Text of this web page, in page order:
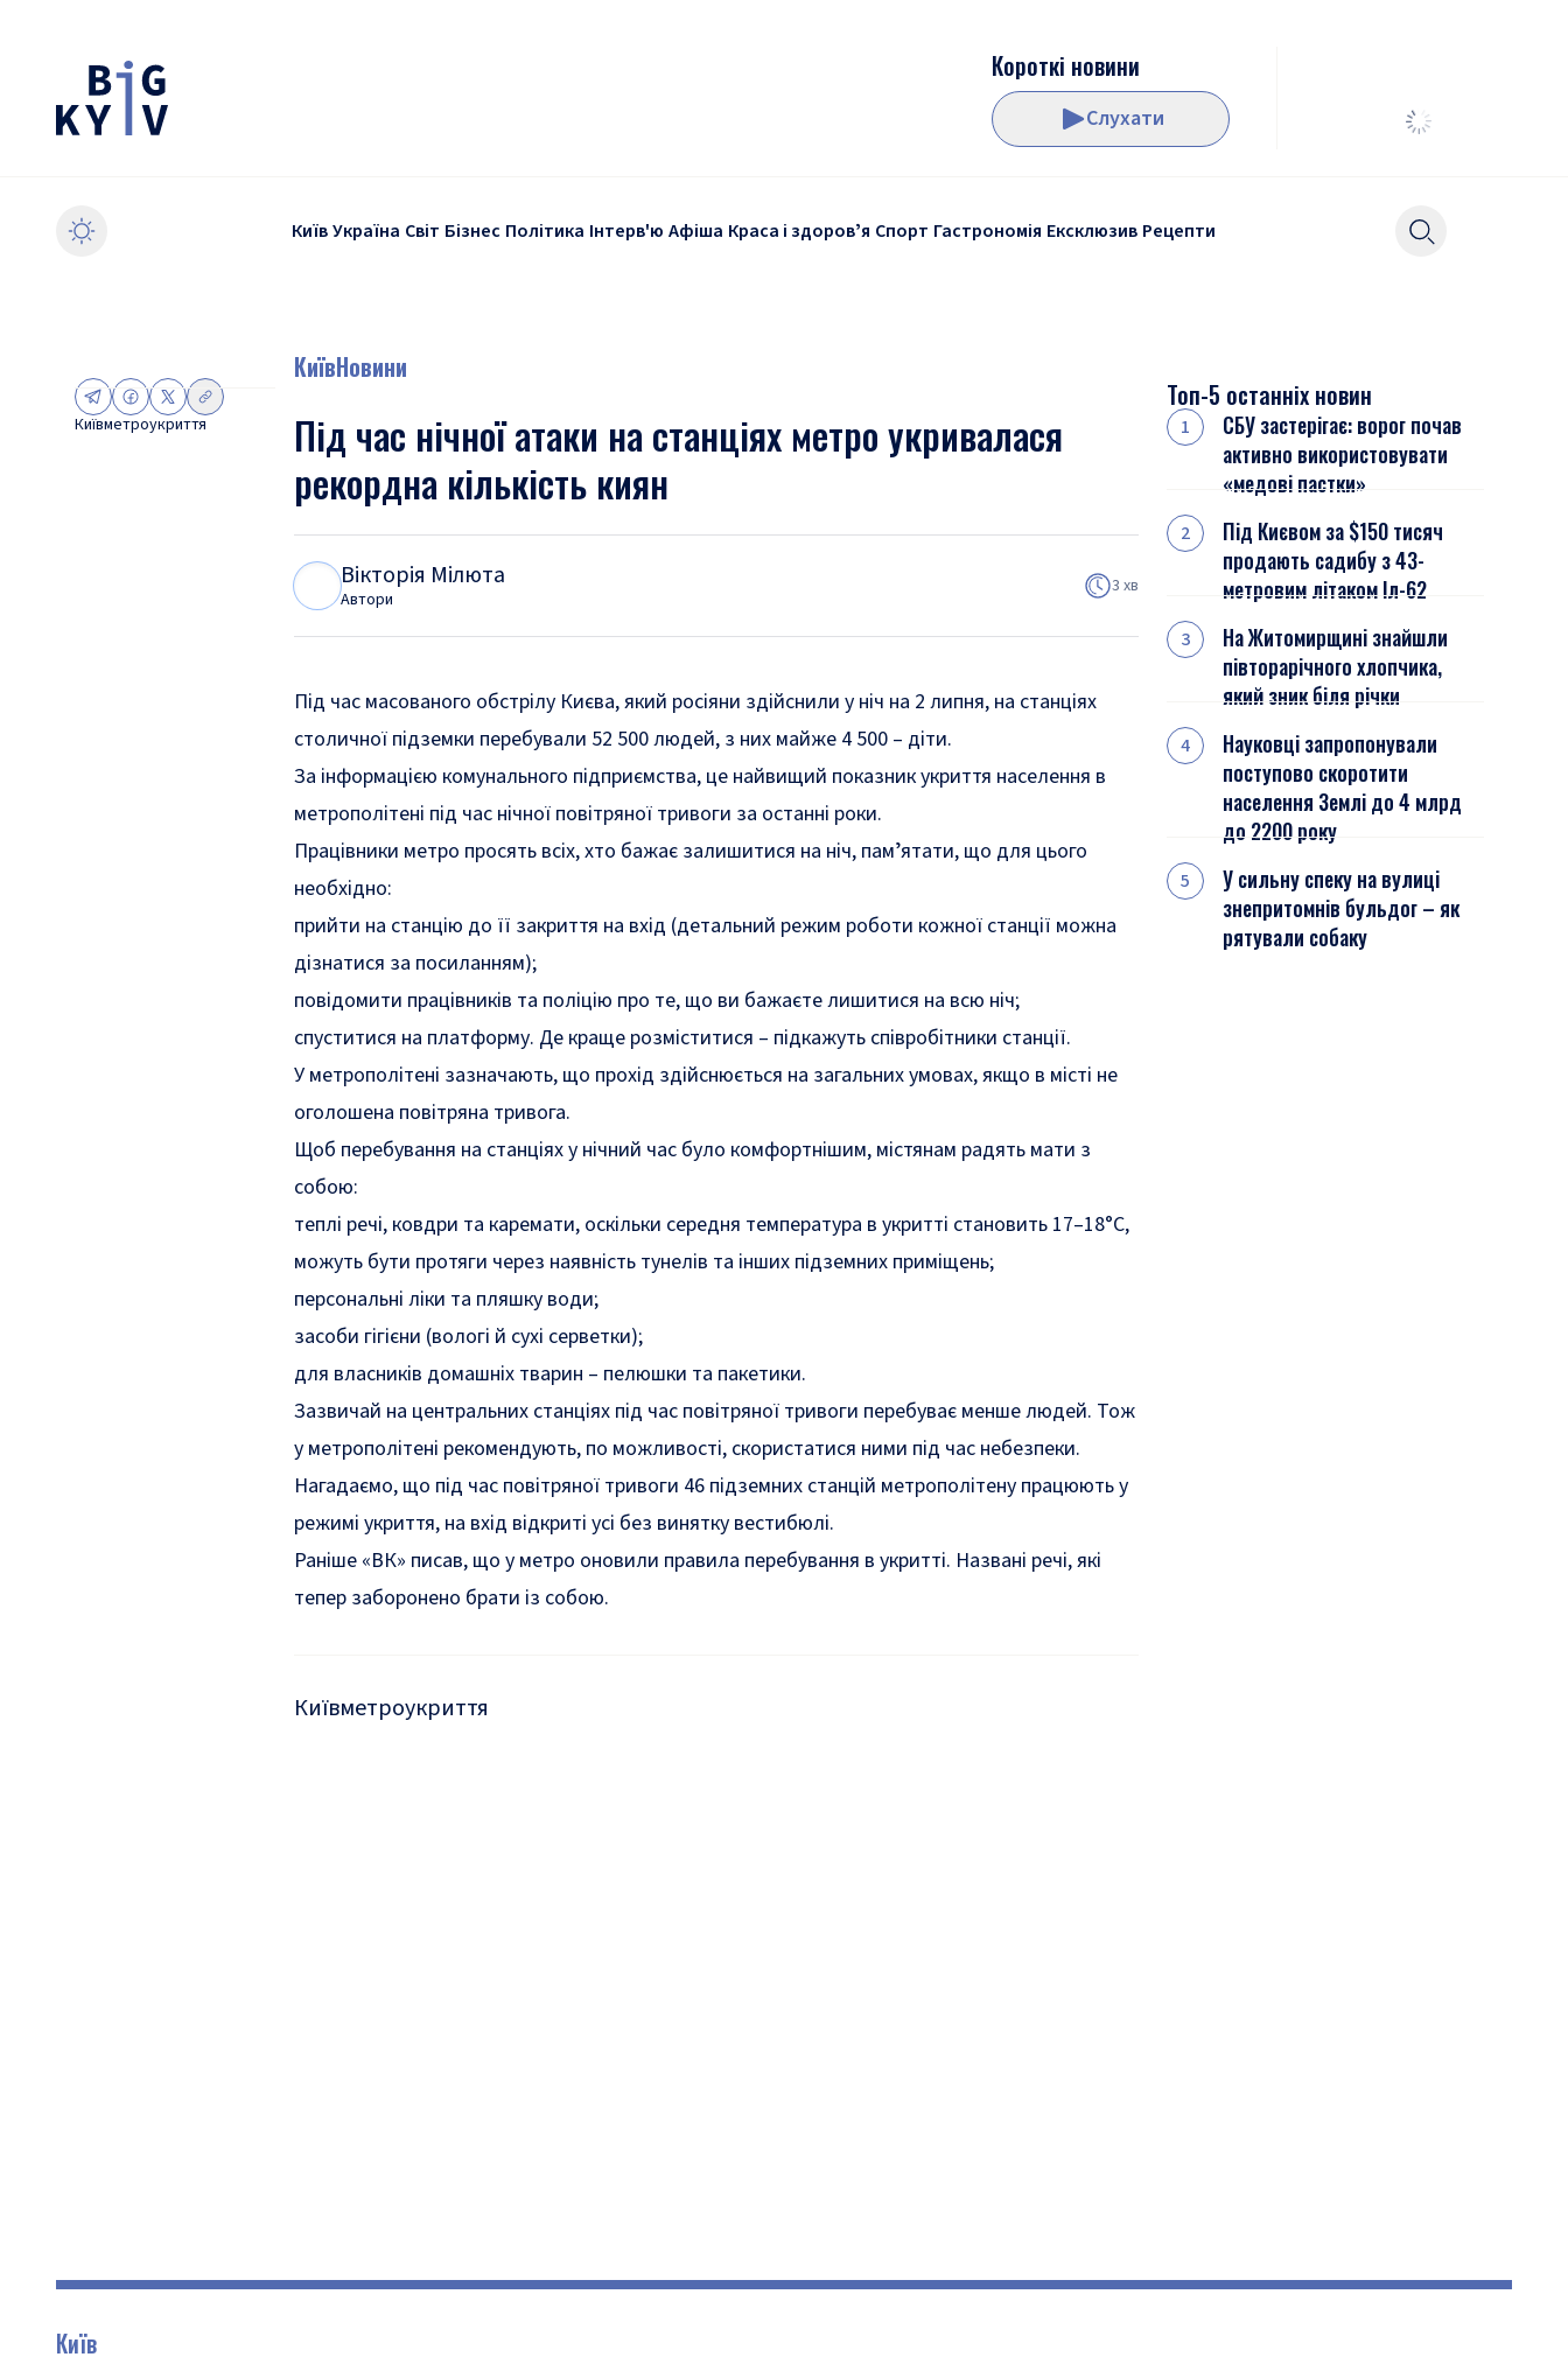
Короткі новини
Слухати
КиївУкраїна Світ Бізнес Політика Інтерв'ю Афіша Краса і здоровʼя Спорт Гастрономія Ексклюзив Рецепти
Київметроукриття
КиївНовини
Під час нічної атаки на станціях метро укривалася
рекордна кількість киян
Вікторія Мілюта
Автори
3 хв
Під час масованого обстрілу Києва, який росіяни здійснили у ніч на 2 липня, на станціях
столичної підземки перебували 52 500 людей, з них майже 4 500 – діти.
За інформацією комунального підприємства, це найвищий показник укриття населення в
метрополітені під час нічної повітряної тривоги за останні роки.
Працівники метро просять всіх, хто бажає залишитися на ніч, памʼятати, що для цього
необхідно:
прийти на станцію до її закриття на вхід (детальний режим роботи кожної станції можна
дізнатися за посиланням);
повідомити працівників та поліцію про те, що ви бажаєте лишитися на всю ніч;
спуститися на платформу. Де краще розміститися – підкажуть співробітники станції.
У метрополітені зазначають, що прохід здійснюється на загальних умовах, якщо в місті не
оголошена повітряна тривога.
Щоб перебування на станціях у нічний час було комфортнішим, містянам радять мати з
собою:
теплі речі, ковдри та каремати, оскільки середня температура в укритті становить 17–18°C,
можуть бути протяги через наявність тунелів та інших підземних приміщень;
персональні ліки та пляшку води;
засоби гігієни (вологі й сухі серветки);
для власників домашніх тварин – пелюшки та пакетики.
Зазвичай на центральних станціях під час повітряної тривоги перебуває менше людей. Тож
у метрополітені рекомендують, по можливості, скористатися ними під час небезпеки.
Нагадаємо, що під час повітряної тривоги 46 підземних станцій метрополітену працюють у
режимі укриття, на вхід відкриті усі без винятку вестибюлі.
Раніше «ВК» писав, що у метро оновили правила перебування в укритті. Названі речі, які
тепер заборонено брати із собою.
Київметроукриття
Топ-5 останніх новин
СБУ застерігає: ворог почав
активно використовувати
«медові пастки»
Під Києвом за $150 тисяч
продають садибу з 43-
метровим літаком Іл-62
На Житомирщині знайшли
півторарічного хлопчика,
який зник біля річки
Науковці запропонували
поступово скоротити
населення Землі до 4 млрд
до 2200 року
У сильну спеку на вулиці
знепритомнів бульдог – як
рятували собаку
Київ